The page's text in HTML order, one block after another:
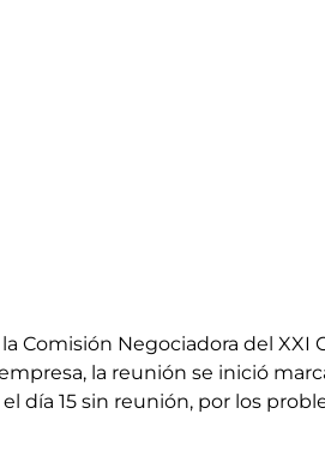
Comisión Negociadora del
la reunión se inició
día 15 sin reunión, por los